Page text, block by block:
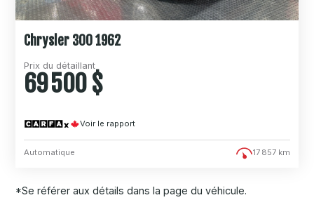
Chrysler 300 1962
Prix du détaillant
69 500 $
Voir le rapport
Automatique 17 857 km
*Se référer aux détails dans la page du véhicule.